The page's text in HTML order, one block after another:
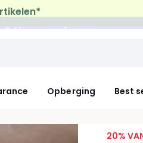
Home aankopen
Opberging Best
20%